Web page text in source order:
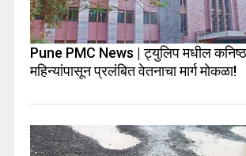
Pune PMC News | ट्युलिप मधील कनिष्ठ
महिन्यांपासून प्रलंबित वेतनाचा मार्ग मोकळा!